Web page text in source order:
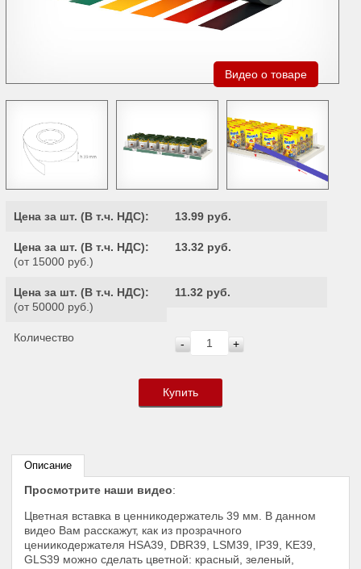
Видео о товаре
Цена за шт. (В т.ч. НДС): 13.99 руб.
Цена за шт. (В т.ч. НДС):
(от 15000 руб.)
13.32 руб.
Цена за шт. (В т.ч. НДС):
(от 50000 руб.)
11.32 руб.
Количество - +
Купить
Описание
Просмотрите наши видео:
Цветная вставка в ценникодержатель 39 мм. В данном
видео Вам расскажут, как из прозрачного
цениикодержателя HSA39, DBR39, LSM39, IP39, KE39,
GLS39 можно сделать цветной: красный, зеленый,